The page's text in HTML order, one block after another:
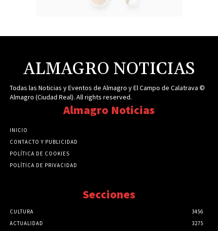
ALMAGRO NOTICIAS
Todas las Noticias y Eventos de Almagro y El Campo de Calatrava ©
Almagro (Ciudad Real). All rights reserved.
Almagro Noticias
INICIO
CONTACTO Y PUBLICIDAD
POLÍTICA DE COOKIES
POLÍTICA DE PRIVACIDAD
Secciones
CULTURA
3456
ACTUALIDAD
3275